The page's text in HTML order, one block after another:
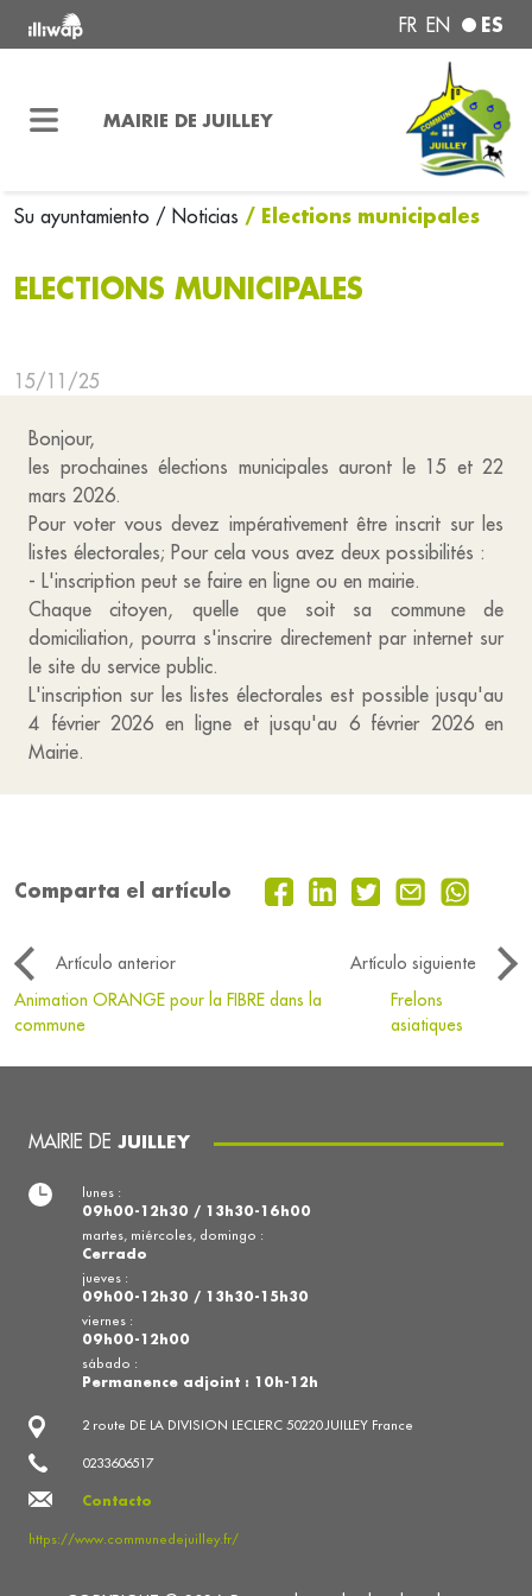
FR EN ES
MAIRIE DE JUILLEY
Su ayuntamiento / Noticias / Elections municipales
ELECTIONS MUNICIPALES
15/11/25
Bonjour,
les prochaines élections municipales auront le 15 et 22
mars 2026.
Pour voter vous devez impérativement être inscrit sur les
listes électorales; Pour cela vous avez deux possibilités :
- L'inscription peut se faire en ligne ou en mairie.
Chaque citoyen, quelle que soit sa commune de
domiciliation, pourra s'inscrire directement par internet sur
le site du service public.
L'inscription sur les listes électorales est possible jusqu'au
4 février 2026 en ligne et jusqu'au 6 février 2026 en
Mairie.
Comparta el artículo
Artículo anterior
Artículo siguiente
Animation ORANGE pour la FIBRE dans la
commune
Frelons
asiatiques
MAIRIE DE JUILLEY
2 route DE LA DIVISION LECLERC 50220 JUILLEY France
0233606517
Contacto
https://www.communedejuilley.fr/
lunes :
09h00-12h30 / 13h30-16h00
martes, miércoles, domingo :
Cerrado
jueves :
09h00-12h30 / 13h30-15h30
viernes :
09h00-12h00
sábado :
Permanence adjoint : 10h-12h